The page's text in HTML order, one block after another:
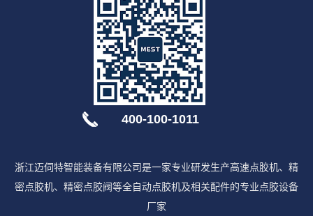
400-100-1011
浙江迈伺特智能装备有限公司是一家专业研发生产高速点胶机、精
密点胶机、精密点胶阀等全自动点胶机及相关配件的专业点胶设备
厂家